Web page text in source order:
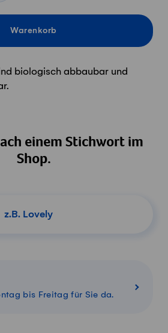
Warenkorb
biologisch abbaubar und
einem Stichwort im
Shop.
bis Freitag für Sie da.